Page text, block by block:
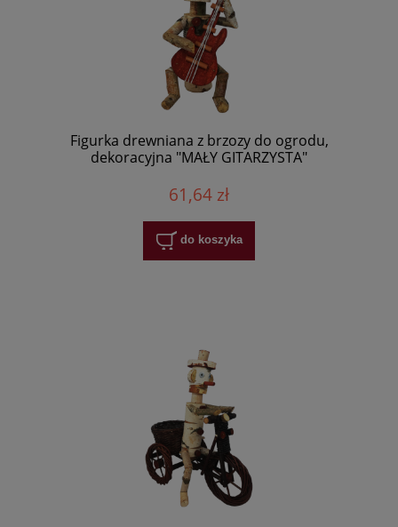
Figurka drewniana z brzozy do ogrodu,
dekoracyjna "MAŁY GITARZYSTA"
61,64 zł
do koszyka